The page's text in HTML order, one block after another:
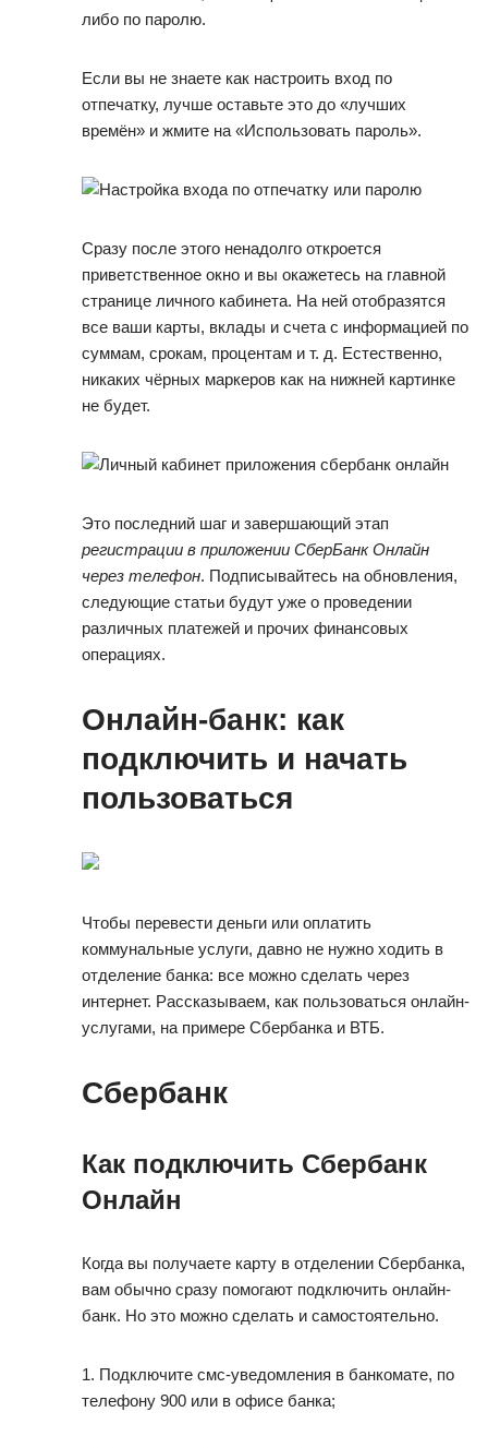
либо по паролю.
Если вы не знаете как настроить вход по
отпечатку, лучше оставьте это до «лучших
времён» и жмите на «Использовать пароль».
Сразу после этого ненадолго откроется
приветственное окно и вы окажетесь на главной
странице личного кабинета. На ней отобразятся
все ваши карты, вклады и счета с информацией по
суммам, срокам, процентам и т. д. Естественно,
никаких чёрных маркеров как на нижней картинке
не будет.
Это последний шаг и завершающий этап
регистрации в приложении СберБанк Онлайн
через телефон. Подписывайтесь на обновления,
следующие статьи будут уже о проведении
различных платежей и прочих финансовых
операциях.
Онлайн-банк: как
подключить и начать
пользоваться
Чтобы перевести деньги или оплатить
коммунальные услуги, давно не нужно ходить в
отделение банка: все можно сделать через
интернет. Рассказываем, как пользоваться онлайн-
услугами, на примере Сбербанка и ВТБ.
Сбербанк
Как подключить Сбербанк
Онлайн
Когда вы получаете карту в отделении Сбербанка,
вам обычно сразу помогают подключить онлайн-
банк. Но это можно сделать и самостоятельно.
1. Подключите смс-уведомления в банкомате, по
телефону 900 или в офисе банка;